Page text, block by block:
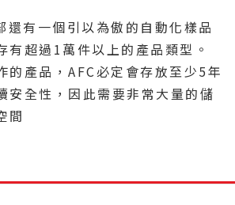
還有一個引以為傲的自動化樣品
有超過1萬件以上的產品類型。
的產品，AFC必定會存放至少5年
安全性，因此需要非常大量的儲
間